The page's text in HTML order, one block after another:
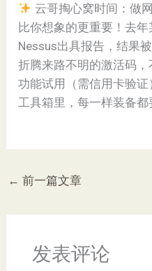
云哥掏心窝时间：做
比你想象的更重要！去
Nessus出具报告，结果
折腾来路不明的激活码
功能试用（需信用卡验
工具箱里，每一样装备
← 前一篇文章
发表评论